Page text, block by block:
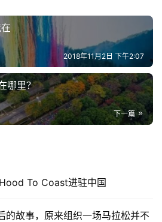
2018年11月2日 下午2:07
哪里？
下一篇
To Coast进驻中国
的故事，原来组织一场马拉松并不